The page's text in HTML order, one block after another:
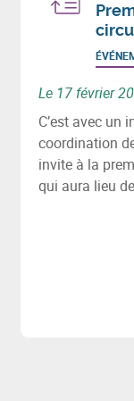
Le 17 février
C’est avec un
coordination
invite à la
qui aura lieu